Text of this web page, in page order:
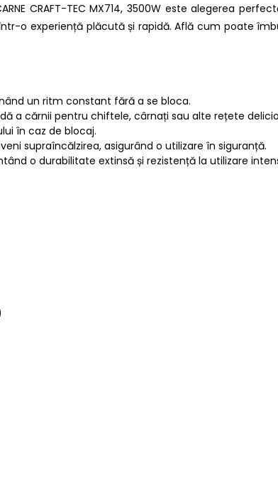
CRAFT-TEC MX714, 3500W este alegerea
o experiență plăcută și rapidă. Află cum poate
un ritm constant fără a se bloca.
a cărnii pentru chiftele, cârnați sau alte rețete
în caz de blocaj.
supraîncălzirea, asigurând o utilizare în siguranță.
o durabilitate extinsă și rezistență la utilizare